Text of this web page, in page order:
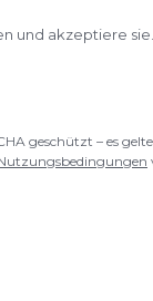
und akzeptiere sie.
geschützt – es